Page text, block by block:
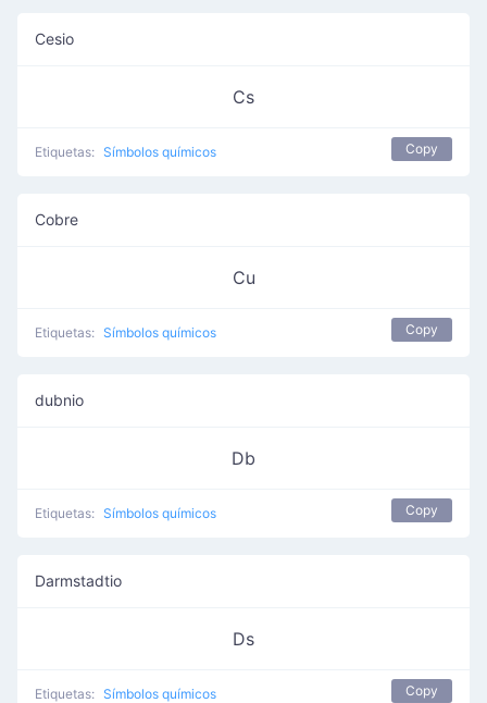
Cesio
Cs
Etiquetas: Símbolos químicos Copy
Cobre
Cu
Etiquetas: Símbolos químicos Copy
dubnio
Db
Etiquetas: Símbolos químicos Copy
Darmstadtio
Ds
Etiquetas: Símbolos químicos Copy